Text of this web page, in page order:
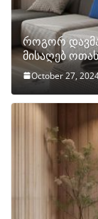
როგორ
მისაღებ
October 27,